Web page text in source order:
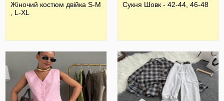
Жіночий костюм двійка S-M
, L-XL
Сукня Шовк - 42-44, 46-48